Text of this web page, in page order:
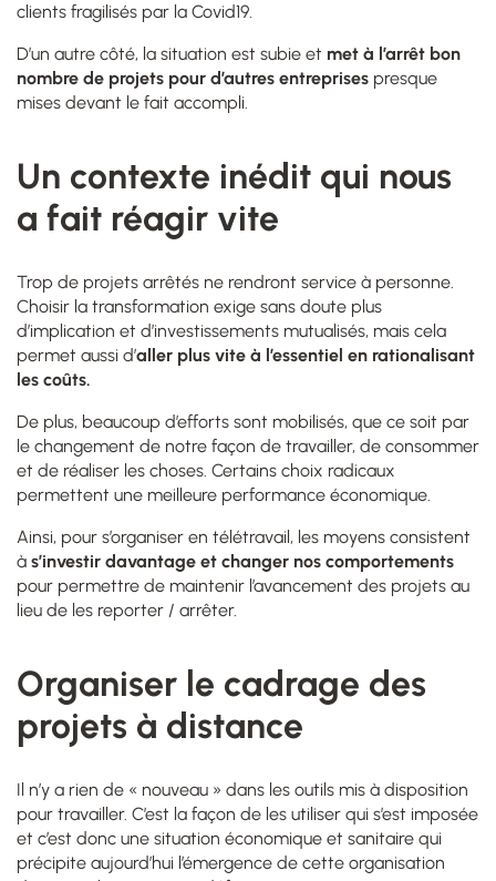
clients fragilisés par la Covid19.
D’un autre côté, la situation est subie et met à l’arrêt bon
nombre de projets pour d’autres entreprises presque
mises devant le fait accompli.
Un contexte inédit qui nous
a fait réagir vite
Trop de projets arrêtés ne rendront service à personne.
Choisir la transformation exige sans doute plus
d’implication et d’investissements mutualisés, mais cela
permet aussi d’aller plus vite à l’essentiel en rationalisant
les coûts.
De plus, beaucoup d’efforts sont mobilisés, que ce soit par
le changement de notre façon de travailler, de consommer
et de réaliser les choses. Certains choix radicaux
permettent une meilleure performance économique.
Ainsi, pour s’organiser en télétravail, les moyens consistent
à s’investir davantage et changer nos comportements
pour permettre de maintenir l’avancement des projets au
lieu de les reporter / arrêter.
Organiser le cadrage des
projets à distance
Il n’y a rien de « nouveau » dans les outils mis à disposition
pour travailler. C’est la façon de les utiliser qui s’est imposée
et c’est donc une situation économique et sanitaire qui
précipite aujourd’hui l’émergence de cette organisation